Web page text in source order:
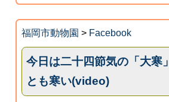
福岡市動物園 > Facebook
今日は二十四節気の「大寒
とも寒い(video)